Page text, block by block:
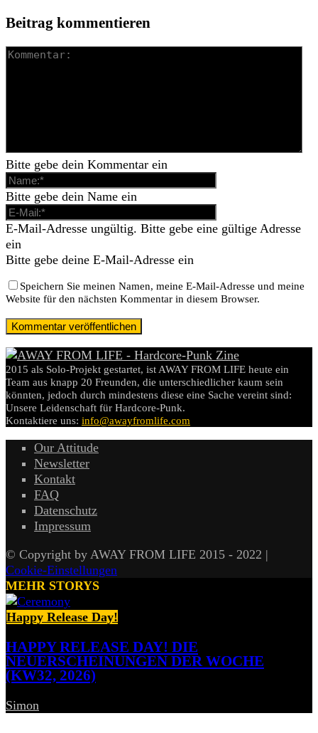
Beitrag kommentieren
Bitte gebe dein Kommentar ein
Bitte gebe dein Name ein
E-Mail-Adresse ungültig. Bitte gebe eine gültige Adresse
ein
Bitte gebe deine E-Mail-Adresse ein
Speichern Sie meinen Namen, meine E-Mail-Adresse und meine
Website für den nächsten Kommentar in diesem Browser.
2015 als Solo-Projekt gestartet, ist AWAY FROM LIFE heute ein
Team aus knapp 20 Freunden, die unterschiedlicher kaum sein
könnten, jedoch durch mindestens diese eine Sache vereint sind:
Unsere Leidenschaft für Hardcore-Punk.
Kontaktiere uns: info@awayfromlife.com
Our Attitude
Newsletter
Kontakt
FAQ
Datenschutz
Impressum
© Copyright by AWAY FROM LIFE 2015 - 2022 |
Cookie-Einstellungen
MEHR STORYS
Happy Release Day!
HAPPY RELEASE DAY! DIE
NEUERSCHEINUNGEN DER WOCHE
(KW32, 2026)
Simon